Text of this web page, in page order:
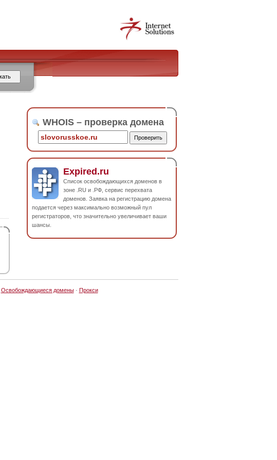
WHOIS – проверка домена
Expired.ru
Список освобождающихся доменов в
зоне .RU и .РФ, сервис перехвата
доменов. Заявка на регистрацию домена
подается через максимально возможный пул
регистраторов, что значительно увеличивает ваши
шансы.
Освобождающиеся домены· Прокси